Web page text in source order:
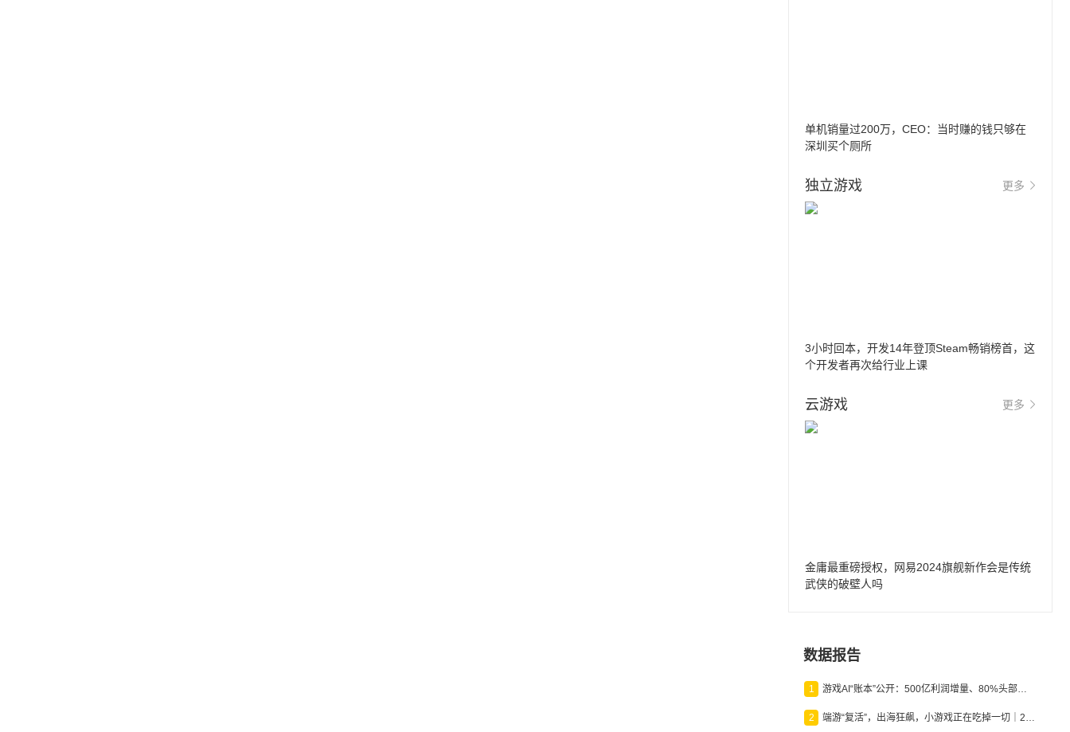
单机销量过200万，CEO：当时赚的钱只够在
深圳买个厕所
独立游戏 更多
3小时回本，开发14年登顶Steam畅销榜首，这
个开发者再次给行业上课
云游戏 更多
金庸最重磅授权，网易2024旗舰新作会是传统
武侠的破壁人吗
数据报告
1 游戏AI“账本”公开：500亿利润增量、80%头部入局，谁在闷声发财？
2 端游“复活”，出海狂飙，小游戏正在吃掉一切｜2026上半年产业报告